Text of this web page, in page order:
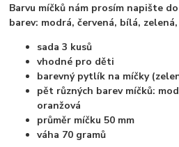
Barvu míčků nám prosím napište
barev: modrá, červená, bílá,
sada 3 kusů
vhodné pro děti
barevný pytlík na míčky
pět různých barev míčků:
oranžová
průměr míčku 50 mm
váha 70 gramů